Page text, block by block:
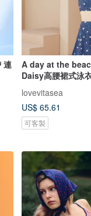
連
A day at the
Daisy高腰裙式泳
lovevitasea
US$ 65.61
可客製